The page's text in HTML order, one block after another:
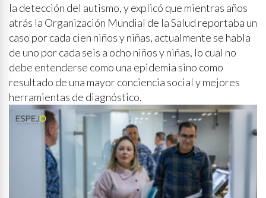
la detección del autismo, y explicó que mientras años
atrás la Organización Mundial de la Salud reportaba un
caso por cada cien niños y niñas, actualmente se habla
de uno por cada seis a ocho niños y niñas, lo cual no
debe entenderse como una epidemia sino como
resultado de una mayor conciencia social y mejores
herramientas de diagnóstico.